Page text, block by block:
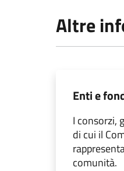
Altre
Enti e
I consorzi,
di cui il
comunità.